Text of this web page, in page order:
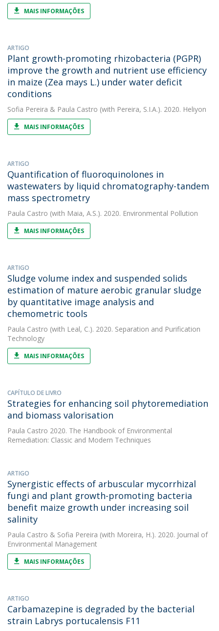
MAIS INFORMAÇÕES
ARTIGO
Plant growth-promoting rhizobacteria (PGPR)
improve the growth and nutrient use efficiency
in maize (Zea mays L.) under water deficit
conditions
Sofia Pereira & Paula Castro (with Pereira, S.I.A.). 2020. Heliyon
MAIS INFORMAÇÕES
ARTIGO
Quantification of fluoroquinolones in
wastewaters by liquid chromatography-tandem
mass spectrometry
Paula Castro (with Maia, A.S.). 2020. Environmental Pollution
MAIS INFORMAÇÕES
ARTIGO
Sludge volume index and suspended solids
estimation of mature aerobic granular sludge
by quantitative image analysis and
chemometric tools
Paula Castro (with Leal, C.). 2020. Separation and Purification
Technology
MAIS INFORMAÇÕES
CAPÍTULO DE LIVRO
Strategies for enhancing soil phytoremediation
and biomass valorisation
Paula Castro 2020. The Handbook of Environmental
Remediation: Classic and Modern Techniques
ARTIGO
Synergistic effects of arbuscular mycorrhizal
fungi and plant growth-promoting bacteria
benefit maize growth under increasing soil
salinity
Paula Castro & Sofia Pereira (with Moreira, H.). 2020. Journal of
Environmental Management
MAIS INFORMAÇÕES
ARTIGO
Carbamazepine is degraded by the bacterial
strain Labrys portucalensis F11